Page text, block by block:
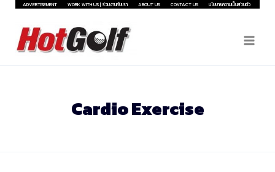
Skip
content
ADVERTISEMENT WORK WITH US | ร่วมงานกับเรา ABOUT US CONTACT US นโยบายความเป็นส่วนตัว
Cardio Exercise